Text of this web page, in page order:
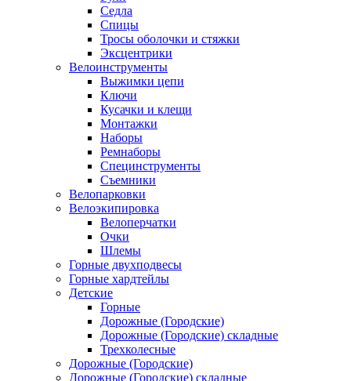
Седла
Спицы
Тросы оболочки и стяжки
Эксцентрики
Велоинструменты
Выжимки цепи
Ключи
Кусачки и клещи
Монтажки
Наборы
Ремнаборы
Специнструменты
Съемники
Велопарковки
Велоэкипировка
Велоперчатки
Очки
Шлемы
Горные двухподвесы
Горные хардтейлы
Детские
Горные
Дорожные (Городские)
Дорожные (Городские) складные
Трехколесные
Дорожные (Городские)
Дорожные (Городские) складные